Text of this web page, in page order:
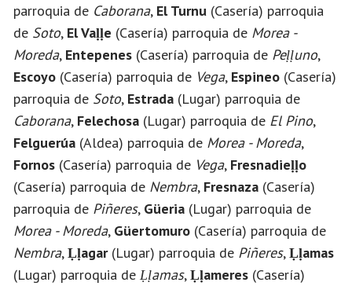
parroquia de Caborana, El Turnu (Casería) parroquia
de Soto, El Vaḷḷe (Casería) parroquia de Morea -
Moreda, Entepenes (Casería) parroquia de Peḷḷuno,
Escoyo (Casería) parroquia de Vega, Espineo (Casería)
parroquia de Soto, Estrada (Lugar) parroquia de
Caborana, Felechosa (Lugar) parroquia de El Pino,
Felguerúa (Aldea) parroquia de Morea - Moreda,
Fornos (Casería) parroquia de Vega, Fresnadieḷḷo
(Casería) parroquia de Nembra, Fresnaza (Casería)
parroquia de Piñeres, Güeria (Lugar) parroquia de
Morea - Moreda, Güertomuro (Casería) parroquia de
Nembra, Ḷḷagar(Lugar) parroquia de Piñeres, Ḷḷamas
(Lugar) parroquia de Ḷḷamas, Ḷḷameres (Casería)